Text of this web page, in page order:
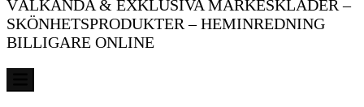
VÄLKÄNDA & EXKLUSIVA MÄRKESKLÄDER –
SKÖNHETSPRODUKTER – HEMINREDNING
BILLIGARE ONLINE